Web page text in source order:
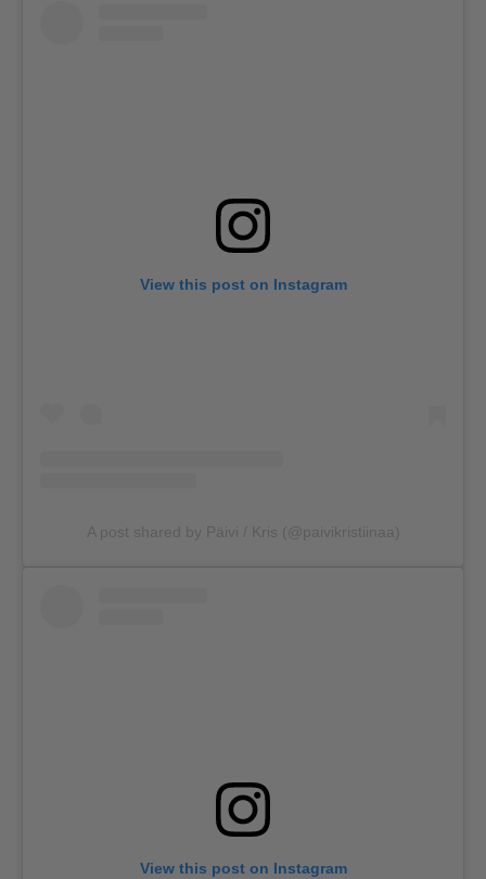
View this post on Instagram
A post shared by Päivi / Kris (@paivikristiinaa)
View this post on Instagram